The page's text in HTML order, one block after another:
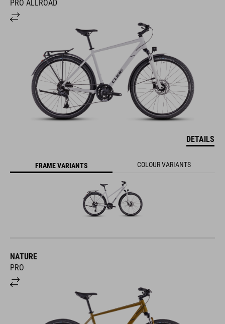
PRO ALLROAD
DETAILS
FRAME VARIANTS COLOUR VARIANTS
NATURE
PRO